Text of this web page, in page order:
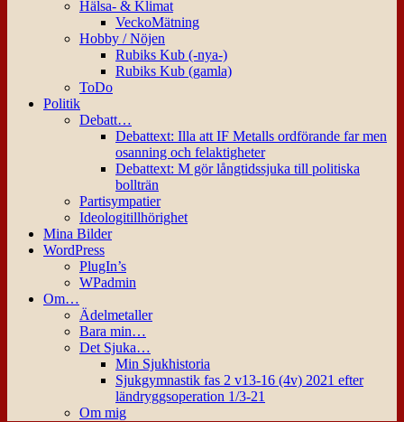
Hälsa- & Klimat
VeckoMätning
Hobby / Nöjen
Rubiks Kub (-nya-)
Rubiks Kub (gamla)
ToDo
Politik
Debatt…
Debattext: Illa att IF Metalls ordförande far men
osanning och felaktigheter
Debattext: M gör långtidssjuka till politiska
bollträn
Partisympatier
Ideologitillhörighet
Mina Bilder
WordPress
PlugIn’s
WPadmin
Om…
Ädelmetaller
Bara min…
Det Sjuka…
Min Sjukhistoria
Sjukgymnastik fas 2 v13-16 (4v) 2021 efter
ländryggsoperation 1/3-21
Om mig